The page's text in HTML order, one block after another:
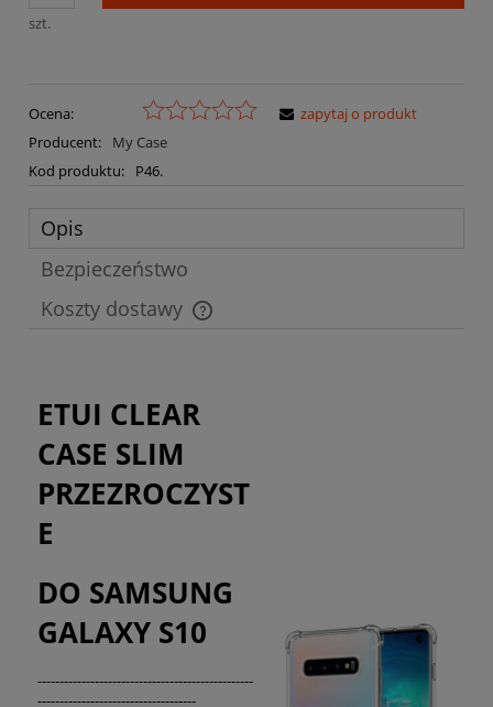
szt.
Ocena:
Producent:
My Case
Kod produktu:
P46.
zapytaj o produkt
Opis
Bezpieczeństwo
Koszty dostawy
Cena nie zawiera ewentualnych kosztów płatności
ETUI CLEAR
CASE SLIM
PRZEZROCZYST
E
DO SAMSUNG
GALAXY S10
-------------------------------------------------
------------------------------------